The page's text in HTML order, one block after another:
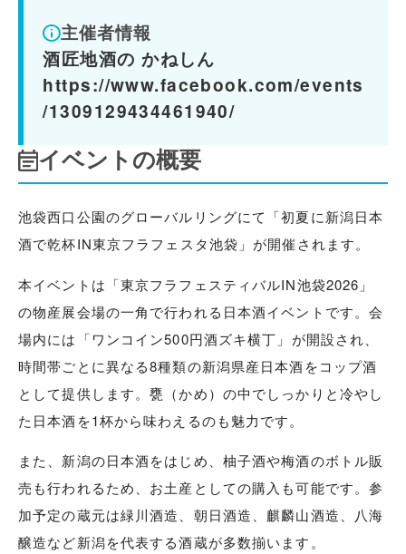
主催者情報
酒匠地酒の かねしん
https://www.facebook.com/events
/1309129434461940/
イベントの概要
池袋西口公園のグローバルリングにて「初夏に新潟日本
酒で乾杯IN東京フラフェスタ池袋」が開催されます。
本イベントは「東京フラフェスティバルIN池袋2026」
の物産展会場の一角で行われる日本酒イベントです。会
場内には「ワンコイン500円酒ズキ横丁」が開設され、
時間帯ごとに異なる8種類の新潟県産日本酒をコップ酒
として提供します。甕（かめ）の中でしっかりと冷やし
た日本酒を1杯から味わえるのも魅力です。
また、新潟の日本酒をはじめ、柚子酒や梅酒のボトル販
売も行われるため、お土産としての購入も可能です。参
加予定の蔵元は緑川酒造、朝日酒造、麒麟山酒造、八海
醸造など新潟を代表する酒蔵が多数揃います。